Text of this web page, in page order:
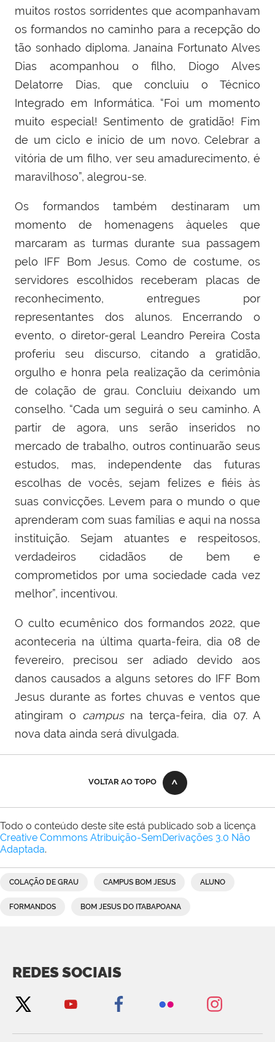
muitos rostos sorridentes que acompanhavam
os formandos no caminho para a recepção do
tão sonhado diploma. Janaína Fortunato Alves
Dias acompanhou o filho, Diogo Alves
Delatorre Dias, que concluiu o Técnico
Integrado em Informática. “Foi um momento
muito especial! Sentimento de gratidão! Fim
de um ciclo e início de um novo. Celebrar a
vitória de um filho, ver seu amadurecimento, é
maravilhoso”, alegrou-se.
Os formandos também destinaram um
momento de homenagens àqueles que
marcaram as turmas durante sua passagem
pelo IFF Bom Jesus. Como de costume, os
servidores escolhidos receberam placas de
reconhecimento, entregues por
representantes dos alunos. Encerrando o
evento, o diretor-geral Leandro Pereira Costa
proferiu seu discurso, citando a gratidão,
orgulho e honra pela realização da cerimônia
de colação de grau. Concluiu deixando um
conselho. “Cada um seguirá o seu caminho. A
partir de agora, uns serão inseridos no
mercado de trabalho, outros continuarão seus
estudos, mas, independente das futuras
escolhas de vocês, sejam felizes e fiéis às
suas convicções. Levem para o mundo o que
aprenderam com suas famílias e aqui na nossa
instituição. Sejam atuantes e respeitosos,
verdadeiros cidadãos de bem e
comprometidos por uma sociedade cada vez
melhor”, incentivou.
O culto ecumênico dos formandos 2022, que
aconteceria na última quarta-feira, dia 08 de
fevereiro, precisou ser adiado devido aos
danos causados a alguns setores do IFF Bom
Jesus durante as fortes chuvas e ventos que
atingiram o campusna terça-feira, dia 07. A
nova data ainda será divulgada.
VOLTAR AO TOPO
Todo o conteúdo deste site está publicado sob a licença
Creative Commons Atribuição-SemDerivações 3.0 Não
Adaptada.
COLAÇÃO DE GRAU CAMPUS BOM JESUS ALUNO
FORMANDOS BOM JESUS DO ITABAPOANA
REDES SOCIAIS